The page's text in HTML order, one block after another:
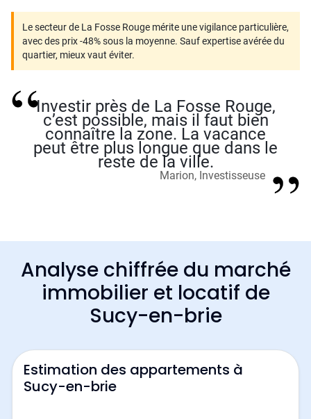
Le secteur de La Fosse Rouge mérite une vigilance particulière,
avec des prix -48% sous la moyenne. Sauf expertise avérée du
quartier, mieux vaut éviter.
Investir près de La Fosse Rouge,
c’est possible, mais il faut bien
connaître la zone. La vacance
peut être plus longue que dans le
reste de la ville.
Marion, Investisseuse
Analyse chiffrée du marché
immobilier et locatif de
Sucy-en-brie
Estimation des appartements à
Sucy-en-brie